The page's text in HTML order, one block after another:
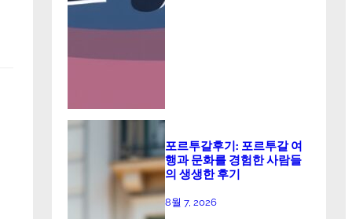
포르투갈후기: 포르투갈 여
행과 문화를 경험한 사람들
의 생생한 후기
8월 7, 2026